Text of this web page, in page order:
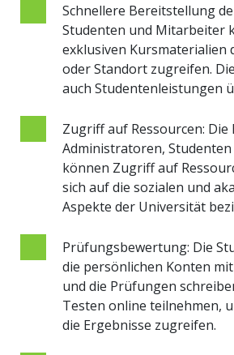
Schnellere Bereitstellung
Studenten und Mitarbeiter
exklusiven Kursmaterialien
oder Standort zugreifen.
auch Studentenleistungen
Zugriff auf Ressourcen: Die
Administratoren,
können Zugriff auf
sich auf die sozialen und
Aspekte der Universität
Prüfungsbewertung: Die
die persönlichen Konten
und die Prüfungen
Testen online teilnehmen,
die Ergebnisse zugreifen.